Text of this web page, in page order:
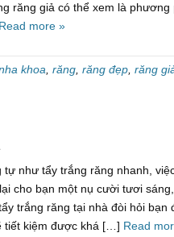
răng giả có thể xem là
Read more »
khoa răng răng đẹp răng
tự như tẩy trắng răng nhanh,
cho bạn một nụ cười tươi
trắng răng tại nhà đòi hỏi
tiết kiệm được khá […] Read